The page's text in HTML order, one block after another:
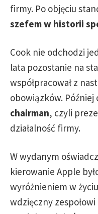
firmy. Po objęciu
szefem w historii
Cook nie odchodzi
lata pozostanie na
współpracował z
obowiązków.
chairman, czyli
działalność firmy.
W wydanym
kierowanie Apple
wyróżnieniem w
wdzięczny